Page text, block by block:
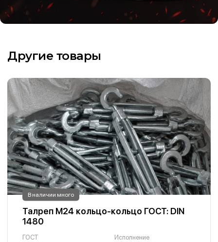
Другие товары
В наличии много
Талреп М24 кольцо-кольцо ГОСТ: DIN
1480
ГОСТ
Исполнение